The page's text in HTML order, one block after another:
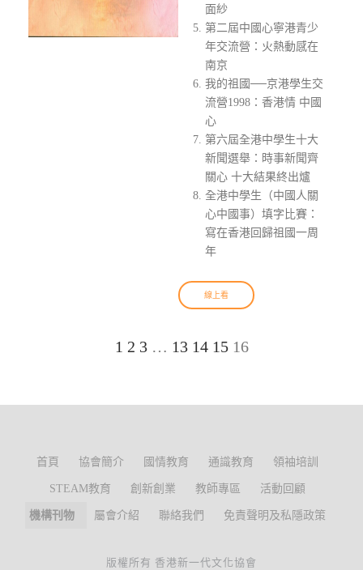
面紗
第二屆中國心寧港青少
年交流營：火熱動感在
南京
我的祖國──京港學生交
流營1998：香港情 中國
心
第六屆全港中學生十大
新聞選舉：時事新聞齊
關心 十大結果終出爐
全港中學生（中國人關
心中國事）填字比賽：
寫在香港回歸祖國一周
年
線上看
1 2 3 … 13 14 15 16
首頁 協會簡介 國情教育 通識教育 領袖培訓
STEAM教育 創新創業 教師專區 活動回顧
機構刊物 屬會介紹 聯絡我們 免責聲明及私隱政策
版權所有 香港新一代文化協會